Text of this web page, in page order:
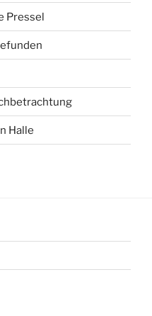
Pressel
Halle